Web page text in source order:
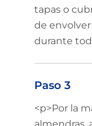
tapas o
de
durante
Paso 3
<p>Por la